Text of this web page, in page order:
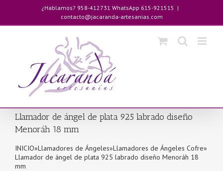
contenido
¿Hablamos? 958-412731 WhatsApp 615-921515 |
contacto@jacaranda-artesanias.com
Llamador de ángel de plata 925 labrado diseño
Menoráh 18 mm
INICIO»Llamadores de Ángeles»Llamadores de Ángeles Cofre»
Llamador de ángel de plata 925 labrado diseño Menoráh 18
mm